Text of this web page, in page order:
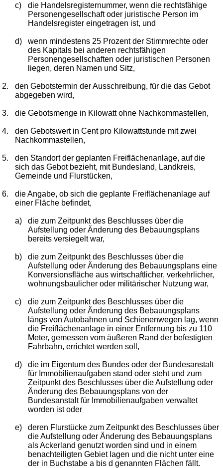
c)
die Handelsregisternummer, wenn die rechtsfähige
Personengesellschaft oder juristische Person im
Handelsregister eingetragen ist, und
d)
wenn mindestens 25 Prozent der Stimmrechte oder
des Kapitals bei anderen rechtsfähigen
Personengesellschaften oder juristischen Personen
liegen, deren Namen und Sitz,
2.
den Gebotstermin der Ausschreibung, für die das Gebot
abgegeben wird,
3. die Gebotsmenge in Kilowatt ohne Nachkommastellen,
4.
den Gebotswert in Cent pro Kilowattstunde mit zwei
Nachkommastellen,
5.
den Standort der geplanten Freiflächenanlage, auf die
sich das Gebot bezieht, mit Bundesland, Landkreis,
Gemeinde und Flurstücken,
6.
die Angabe, ob sich die geplante Freiflächenanlage auf
einer Fläche befindet,
a)
die zum Zeitpunkt des Beschlusses über die
Aufstellung oder Änderung des Bebauungsplans
bereits versiegelt war,
b)
die zum Zeitpunkt des Beschlusses über die
Aufstellung oder Änderung des Bebauungsplans eine
Konversionsfläche aus wirtschaftlicher, verkehrlicher,
wohnungsbaulicher oder militärischer Nutzung war,
c)
die zum Zeitpunkt des Beschlusses über die
Aufstellung oder Änderung des Bebauungsplans
längs von Autobahnen und Schienenwegen lag, wenn
die Freiflächenanlage in einer Entfernung bis zu 110
Meter, gemessen vom äußeren Rand der befestigten
Fahrbahn, errichtet werden soll,
d)
die im Eigentum des Bundes oder der Bundesanstalt
für Immobilienaufgaben stand oder steht und zum
Zeitpunkt des Beschlusses über die Aufstellung oder
Änderung des Bebauungsplans von der
Bundesanstalt für Immobilienaufgaben verwaltet
worden ist oder
e)
deren Flurstücke zum Zeitpunkt des Beschlusses über
die Aufstellung oder Änderung des Bebauungsplans
als Ackerland genutzt worden sind und in einem
benachteiligten Gebiet lagen und die nicht unter eine
der in Buchstabe a bis d genannten Flächen fällt.